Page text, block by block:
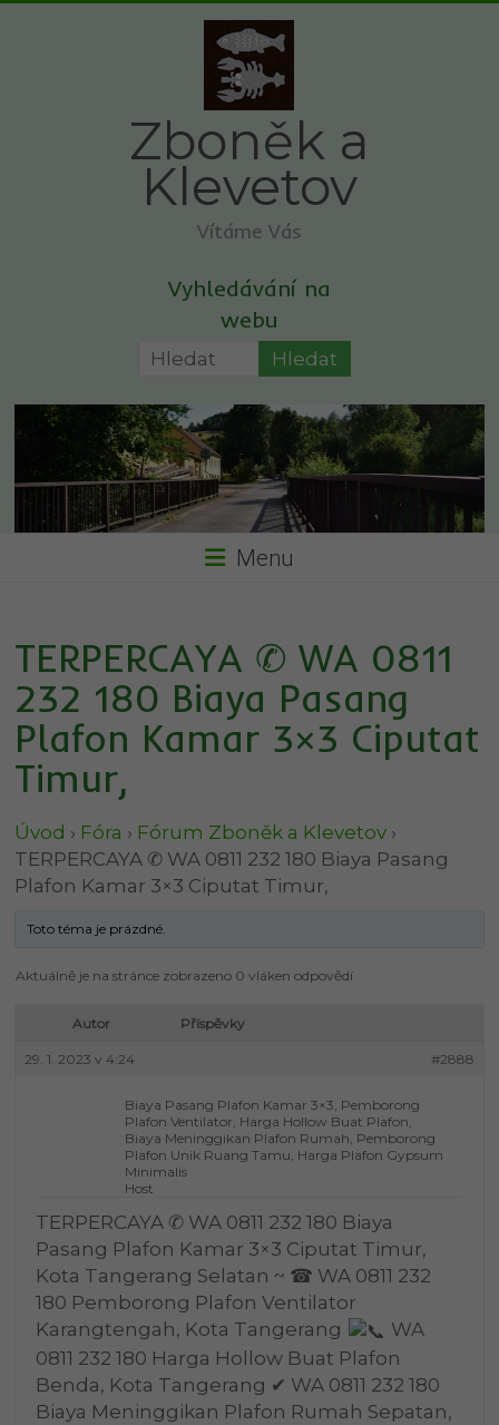
Zboněk a
Klevetov
Vítáme Vás
Vyhledávání na
webu
Menu
TERPERCAYA ✆ WA 0811
232 180 Biaya Pasang
Plafon Kamar 3×3 Ciputat
Timur,
Úvod › Fóra › Fórum Zboněk a Klevetov ›
TERPERCAYA ✆ WA 0811 232 180 Biaya Pasang
Plafon Kamar 3×3 Ciputat Timur,
Toto téma je prázdné.
Aktuálně je na stránce zobrazeno 0 vláken odpovědí
Autor Příspěvky
29. 1. 2023 v 4:24 #2888
Biaya Pasang Plafon Kamar 3×3, Pemborong
Plafon Ventilator, Harga Hollow Buat Plafon,
Biaya Meninggikan Plafon Rumah, Pemborong
Plafon Unik Ruang Tamu, Harga Plafon Gypsum
Minimalis
Host
TERPERCAYA ✆ WA 0811 232 180 Biaya
Pasang Plafon Kamar 3×3 Ciputat Timur,
Kota Tangerang Selatan ~ ☎ WA 0811 232
180 Pemborong Plafon Ventilator
Karangtengah, Kota Tangerang
WA
0811 232 180 Harga Hollow Buat Plafon
Benda, Kota Tangerang ✔ WA 0811 232 180
Biaya Meninggikan Plafon Rumah Sepatan,